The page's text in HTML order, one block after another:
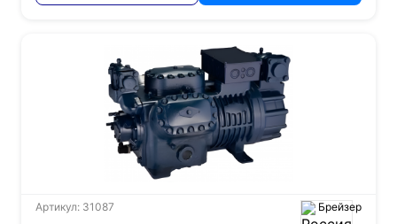
Артикул: 31087 Брейзер